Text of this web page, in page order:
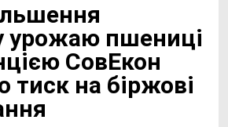
урожаю пшениці
СовЕкон
тиск на біржові